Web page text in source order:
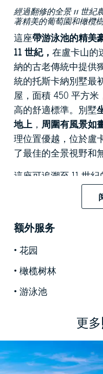
經過翻修的全景 11 世
著精美的葡萄園和橄欖
這座帶游泳池的精美
11 世紀， 在盧卡山的
納的古老傳統中提供
統的托斯卡納別墅最
屋，面積 450 平方
高的舒適標準。別墅
地上 ， 周圍有風景如
理位置優越，位於盧
了最佳的全景視野和
這座可追溯至 11 世
史，由於專門使用裸
而令人
的古代材料進行了長
了其原始真實性。內
包括兩個約 50 平方
空間，供客人放鬆身
設有寬敞的廚房、餐
底樓的一個僻靜區域
浴室。除了歷史真實
納農舍還配備了一
獨立的建築，內有技
额外服务
花园
橄榄树林
游泳池
更多